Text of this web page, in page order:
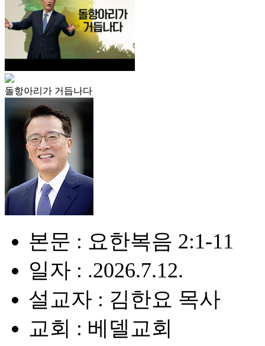
돌항아리가 거듭나다
본문 : 요한복음 2:1-11
일자 : .2026.7.12.
설교자 : 김한요 목사
교회 : 베델교회